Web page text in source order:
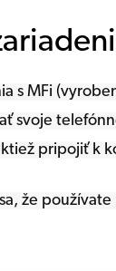
s MFi
svoje
pripojiť k
že